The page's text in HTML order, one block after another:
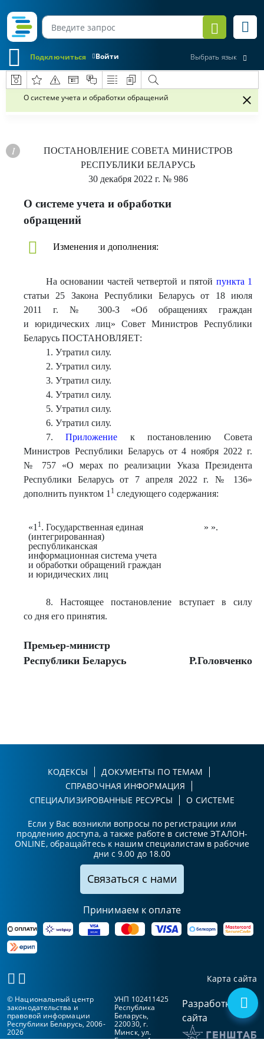
Войти
Подключиться Выбрать язык
О системе учета и обработки обращений
ПОСТАНОВЛЕНИЕ СОВЕТА МИНИСТРОВ
РЕСПУБЛИКИ БЕЛАРУСЬ
30 декабря 2022 г. № 986
О системе учета и обработки
обращений
Изменения и дополнения:
На основании частей четвертой и пятой пункта 1
статьи 25 Закона Республики Беларусь от 18 июля
2011 г. № 300-З «Об обращениях граждан
и юридических лиц» Совет Министров Республики
Беларусь ПОСТАНОВЛЯЕТ:
1. Утратил силу.
2. Утратил силу.
3. Утратил силу.
4. Утратил силу.
5. Утратил силу.
6. Утратил силу.
7.Приложение к постановлению Совета
Министров Республики Беларусь от 4 ноября 2022 г.
№ 757 «О мерах по реализации Указа Президента
Республики Беларусь от 7 апреля 2022 г. № 136»
дополнить пунктом 1 1 следующего содержания:
«1 1 . Государственная единая
(интегрированная)
республиканская
информационная система учета
и обработки обращений граждан
и юридических лиц
» ».
8. Настоящее постановление вступает в силу
со дня его принятия.
Премьер-министр
Республики Беларусь
Р.Головченко
КОДЕКСЫ
ДОКУМЕНТЫ ПО ТЕМАМ
СПРАВОЧНАЯ ИНФОРМАЦИЯ
СПЕЦИАЛИЗИРОВАННЫЕ РЕСУРСЫ
О СИСТЕМЕ
Если у Вас возникли вопросы по регистрации или
продлению доступа, а также работе в системе ЭТАЛОН-
ONLINE, обращайтесь к нашим специалистам в рабочие
дни с 9.00 до 18.00
Связаться с нами
Принимаем к оплате
Карта сайта
© Национальный центр
законодательства и
правовой информации
Республики Беларусь, 2006-
2026
УНП 102411425
Республика
Беларусь,
220030, г.
Минск, ул.
Берсона, 1а
Разработка
сайта